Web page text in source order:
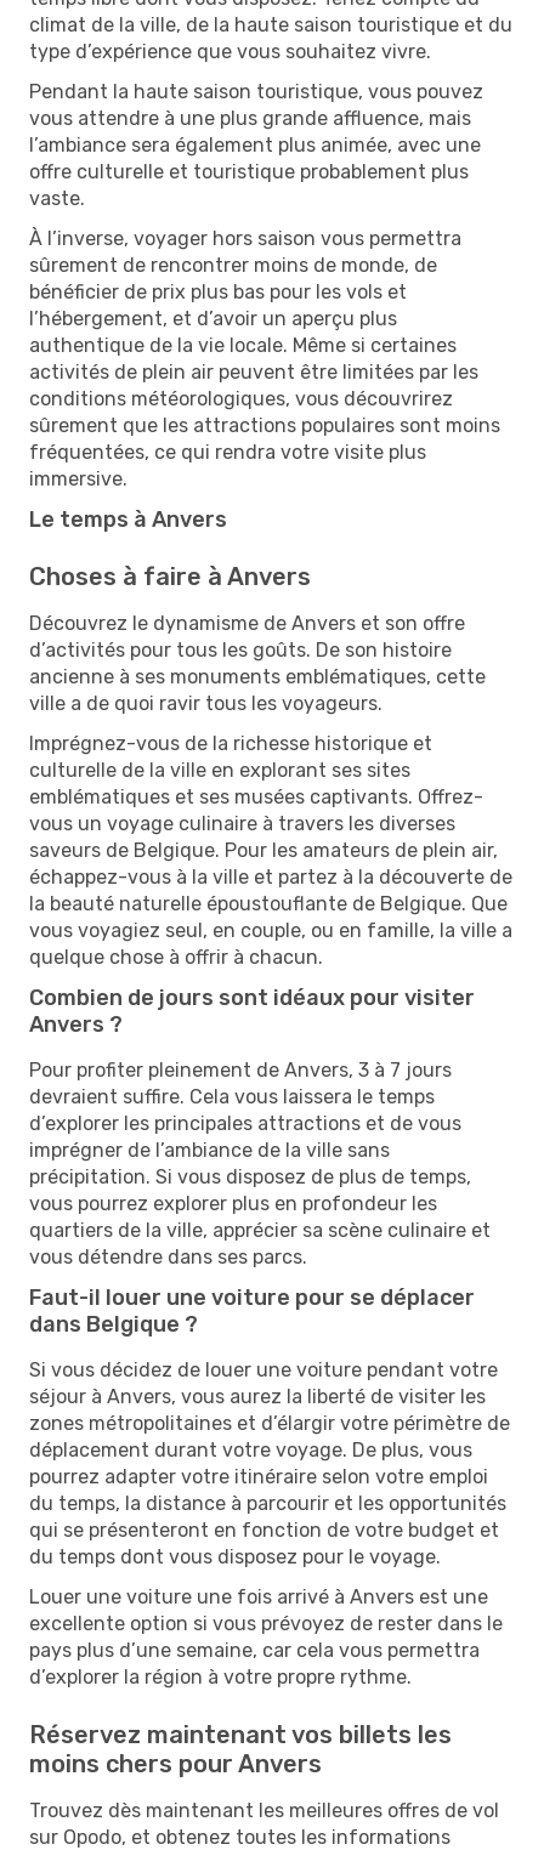
climat de la ville, de la haute saison touristique et du
type d’expérience que vous souhaitez vivre.
Pendant la haute saison touristique, vous pouvez
vous attendre à une plus grande affluence, mais
l’ambiance sera également plus animée, avec une
offre culturelle et touristique probablement plus
vaste.
À l’inverse, voyager hors saison vous permettra
sûrement de rencontrer moins de monde, de
bénéficier de prix plus bas pour les vols et
l’hébergement, et d’avoir un aperçu plus
authentique de la vie locale. Même si certaines
activités de plein air peuvent être limitées par les
conditions météorologiques, vous découvrirez
sûrement que les attractions populaires sont moins
fréquentées, ce qui rendra votre visite plus
immersive.
Le temps à Anvers
Choses à faire à Anvers
Découvrez le dynamisme de Anvers et son offre
d’activités pour tous les goûts. De son histoire
ancienne à ses monuments emblématiques, cette
ville a de quoi ravir tous les voyageurs.
Imprégnez-vous de la richesse historique et
culturelle de la ville en explorant ses sites
emblématiques et ses musées captivants. Offrez-
vous un voyage culinaire à travers les diverses
saveurs de Belgique. Pour les amateurs de plein air,
échappez-vous à la ville et partez à la découverte de
la beauté naturelle époustouflante de Belgique. Que
vous voyagiez seul, en couple, ou en famille, la ville a
quelque chose à offrir à chacun.
Combien de jours sont idéaux pour visiter
Anvers ?
Pour profiter pleinement de Anvers, 3 à 7 jours
devraient suffire. Cela vous laissera le temps
d’explorer les principales attractions et de vous
imprégner de l’ambiance de la ville sans
précipitation. Si vous disposez de plus de temps,
vous pourrez explorer plus en profondeur les
quartiers de la ville, apprécier sa scène culinaire et
vous détendre dans ses parcs.
Faut-il louer une voiture pour se déplacer
dans Belgique ?
Si vous décidez de louer une voiture pendant votre
séjour à Anvers, vous aurez la liberté de visiter les
zones métropolitaines et d’élargir votre périmètre de
déplacement durant votre voyage. De plus, vous
pourrez adapter votre itinéraire selon votre emploi
du temps, la distance à parcourir et les opportunités
qui se présenteront en fonction de votre budget et
du temps dont vous disposez pour le voyage.
Louer une voiture une fois arrivé à Anvers est une
excellente option si vous prévoyez de rester dans le
pays plus d’une semaine, car cela vous permettra
d’explorer la région à votre propre rythme.
Réservez maintenant vos billets les
moins chers pour Anvers
Trouvez dès maintenant les meilleures offres de vol
sur Opodo, et obtenez toutes les informations